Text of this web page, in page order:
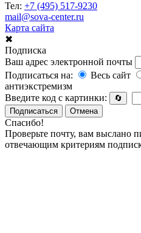
Тел: +7 (495) 517-9230
mail@sova-center.ru
Карта сайта
✖
Подписка
Ваш адрес электронной почты
Подписаться на:
Весь сайт
антиэкстремизм
Введите код с картинки:
🔄
Подписаться
Отмена
Спасибо!
Проверьте почту, вам выслано
отвечающим критериям